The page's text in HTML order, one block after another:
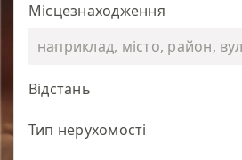
Місцезнаходження
Відстань
Тип нерухомості